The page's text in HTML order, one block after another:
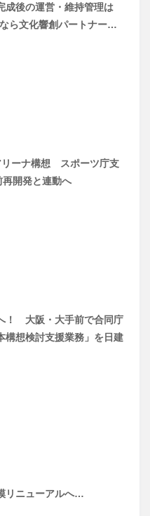
成後の運営・維持管理は
ら文化響創パートナー…
リーナ構想 スポーツ庁支
開発と連動へ
！ 大阪・大手前で合同庁
構想検討支援業務」を日建
リニューアルへ…